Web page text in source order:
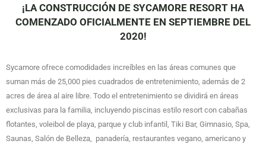
¡LA CONSTRUCCIÓN DE SYCAMORE RESORT HA
COMENZADO OFICIALMENTE EN SEPTIEMBRE DEL
2020!
Sycamore ofrece comodidades increíbles en las áreas comunes que
suman más de 25,000 pies cuadrados de entretenimiento, además de 2
acres de área al aire libre. Todo el entretenimiento se dividirá en áreas
exclusivas para la familia, incluyendo piscinas estilo resort con cabañas
flotantes, voleibol de playa, parque y club infantil, Tiki Bar, Gimnasio, Spa,
Saunas, Salón de Belleza, panadería, restaurantes vegano, americano y